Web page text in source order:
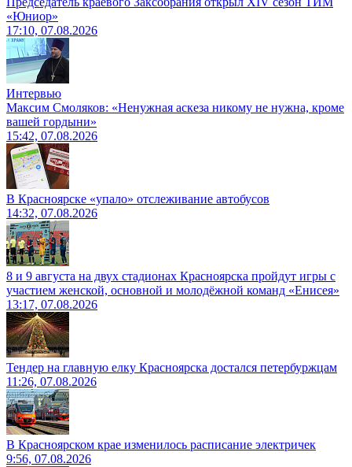
«Юниор»
17:10, 07.08.2026
Интервью
Максим Смоляков: «Ненужная аскеза никому не нужна, кроме
вашей гордыни»
15:42, 07.08.2026
В Красноярске «упало» отслеживание автобусов
14:32, 07.08.2026
8 и 9 августа на двух стадионах Красноярска пройдут игры с
участием женской, основной и молодёжной команд «Енисея»
13:17, 07.08.2026
Тендер на главную елку Красноярска достался петербуржцам
11:26, 07.08.2026
В Красноярском крае изменилось расписание электричек
9:56, 07.08.2026